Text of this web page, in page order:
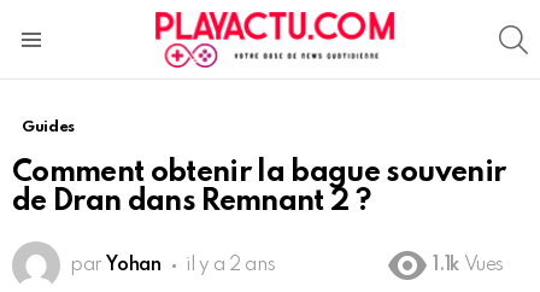
Guides
Comment obtenir la bague souvenir
de Dran dans Remnant 2 ?
par Yohan il y a 2 ans 1.1k Vues